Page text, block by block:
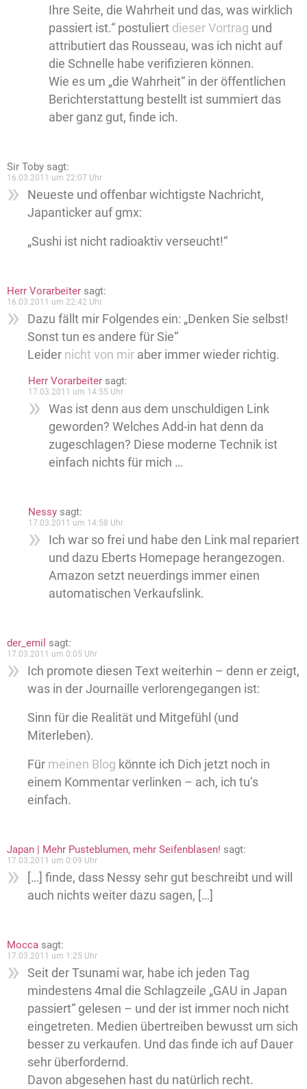
Ihre Seite, die Wahrheit und das, was wirklich
passiert ist.“ postuliert dieser Vortrag und
attributiert das Rousseau, was ich nicht auf
die Schnelle habe verifizieren können.
Wie es um „die Wahrheit“ in der öffentlichen
Berichterstattung bestellt ist summiert das
aber ganz gut, finde ich.
Sir Toby sagt:
16.03.2011 um 22:07 Uhr
Neueste und offenbar wichtigste Nachricht,
Japanticker auf gmx:
„Sushi ist nicht radioaktiv verseucht!“
Herr Vorarbeiter sagt:
16.03.2011 um 22:42 Uhr
Dazu fällt mir Folgendes ein: „Denken Sie selbst!
Sonst tun es andere für Sie“
Leider nicht von mir aber immer wieder richtig.
Herr Vorarbeiter sagt:
17.03.2011 um 14:55 Uhr
Was ist denn aus dem unschuldigen Link
geworden? Welches Add-in hat denn da
zugeschlagen? Diese moderne Technik ist
einfach nichts für mich …
Nessy sagt:
17.03.2011 um 14:58 Uhr
Ich war so frei und habe den Link mal repariert
und dazu Eberts Homepage herangezogen.
Amazon setzt neuerdings immer einen
automatischen Verkaufslink.
der_emil sagt:
17.03.2011 um 0:05 Uhr
Ich promote diesen Text weiterhin – denn er zeigt,
was in der Journaille verlorengegangen ist:
Sinn für die Realität und Mitgefühl (und
Miterleben).
Für meinen Blog könnte ich Dich jetzt noch in
einem Kommentar verlinken – ach, ich tu’s
einfach.
Japan | Mehr Pusteblumen, mehr Seifenblasen! sagt:
17.03.2011 um 0:09 Uhr
[…] finde, dass Nessy sehr gut beschreibt und will
auch nichts weiter dazu sagen, […]
Mocca sagt:
17.03.2011 um 1:25 Uhr
Seit der Tsunami war, habe ich jeden Tag
mindestens 4mal die Schlagzeile „GAU in Japan
passiert“ gelesen – und der ist immer noch nicht
eingetreten. Medien übertreiben bewusst um sich
besser zu verkaufen. Und das finde ich auf Dauer
sehr überfordernd.
Davon abgesehen hast du natürlich recht.